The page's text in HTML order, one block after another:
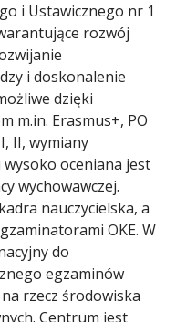
i Ustawicznego nr 1
rozwój
i doskonalenie
dzięki
m.in. Erasmus+, PO
II, wymiany
oceniana jest
wychowawczej.
nauczycielska, a
OKE. W
do
egzaminów
rzecz środowiska
Centrum jest